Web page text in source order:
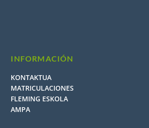
INFORMACIÓN
KONTAKTUA
MATRICULACIONES
FLEMING ESKOLA
AMPA